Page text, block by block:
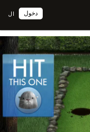
ال دخول